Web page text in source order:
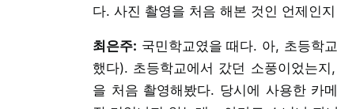
다. 사진 촬영을 처음 해본 것인 언제인
최은주: 국민학교였을 때다. 아, 초등학
했다). 초등학교에서 갔던 소풍이었는
을 처음 촬영해봤다. 당시에 사용한 카